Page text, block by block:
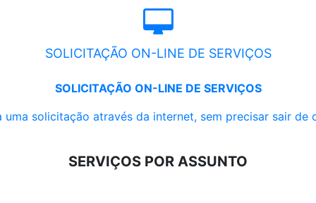
SOLICITAÇÃO ON-LINE DE SERVIÇOS
SOLICITAÇÃO ON-LINE DE SERVIÇOS
uma solicitação através da internet, sem precisar sair de
SERVIÇOS POR ASSUNTO